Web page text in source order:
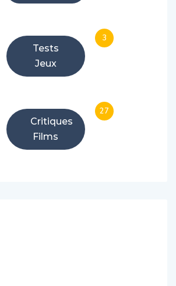
Tests
Jeux
3
Critiques
Films
27